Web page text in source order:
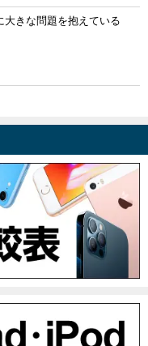
大きな問題を抱えている